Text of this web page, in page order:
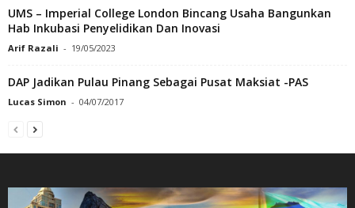
UMS – Imperial College London Bincang Usaha Bangunkan
Hab Inkubasi Penyelidikan Dan Inovasi
Arif Razali - 19/05/2023
DAP Jadikan Pulau Pinang Sebagai Pusat Maksiat -PAS
Lucas Simon - 04/07/2017